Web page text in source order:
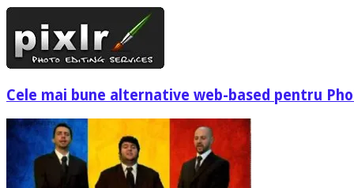
Cele mai bune alternative web-based pentru